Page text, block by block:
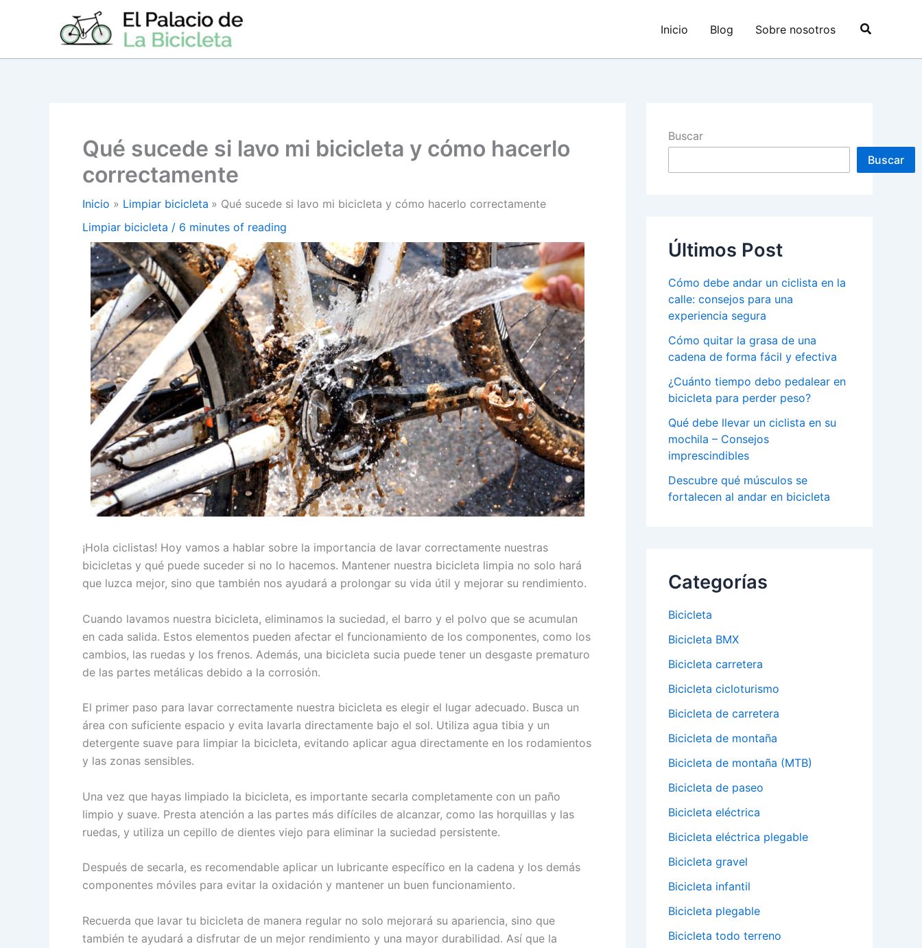
Inicio Blog Sobre nosotros Buscar
Qué sucede si lavo mi bicicleta y cómo hacerlo
correctamente
Inicio Limpiar bicicleta
Qué sucede si lavo mi bicicleta y cómo hacerlo correctamente
Limpiar bicicleta / 6 minutes of reading
¡Hola ciclistas! Hoy vamos a hablar sobre la importancia de lavar correctamente nuestras
bicicletas y qué puede suceder si no lo hacemos. Mantener nuestra bicicleta limpia no solo hará
que luzca mejor, sino que también nos ayudará a prolongar su vida útil y mejorar su rendimiento.
Cuando lavamos nuestra bicicleta, eliminamos la suciedad, el barro y el polvo que se acumulan
en cada salida. Estos elementos pueden afectar el funcionamiento de los componentes, como los
cambios, las ruedas y los frenos. Además, una bicicleta sucia puede tener un desgaste prematuro
de las partes metálicas debido a la corrosión.
El primer paso para lavar correctamente nuestra bicicleta es elegir el lugar adecuado. Busca un
área con suficiente espacio y evita lavarla directamente bajo el sol. Utiliza agua tibia y un
detergente suave para limpiar la bicicleta, evitando aplicar agua directamente en los rodamientos
y las zonas sensibles.
Una vez que hayas limpiado la bicicleta, es importante secarla completamente con un paño
limpio y suave. Presta atención a las partes más difíciles de alcanzar, como las horquillas y las
ruedas, y utiliza un cepillo de dientes viejo para eliminar la suciedad persistente.
Después de secarla, es recomendable aplicar un lubricante específico en la cadena y los demás
componentes móviles para evitar la oxidación y mantener un buen funcionamiento.
Recuerda que lavar tu bicicleta de manera regular no solo mejorará su apariencia, sino que
también te ayudará a disfrutar de un mejor rendimiento y una mayor durabilidad. Así que la
Buscar
Buscar
Últimos Post
Cómo debe andar un ciclista en la
calle: consejos para una
experiencia segura
Cómo quitar la grasa de una
cadena de forma fácil y efectiva
¿Cuánto tiempo debo pedalear en
bicicleta para perder peso?
Qué debe llevar un ciclista en su
mochila – Consejos
imprescindibles
Descubre qué músculos se
fortalecen al andar en bicicleta
Categorías
Bicicleta
Bicicleta BMX
Bicicleta carretera
Bicicleta cicloturismo
Bicicleta de carretera
Bicicleta de montaña
Bicicleta de montaña (MTB)
Bicicleta de paseo
Bicicleta eléctrica
Bicicleta eléctrica plegable
Bicicleta gravel
Bicicleta infantil
Bicicleta plegable
Bicicleta todo terreno